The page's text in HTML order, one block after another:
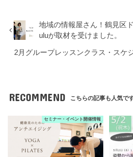
地域の情報屋さん！鶴見区
uluが取材を受けました。
2月グループレッスンクラス・スケ
RECOMMEND こちらの記事も人気です
セミナー・イベント開催情報